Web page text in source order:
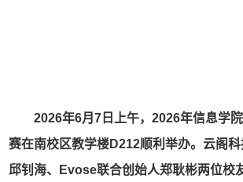
2026年6月7日上午，2026年信息学
赛在南校区教学楼D212顺利举办。云阁
邱钊海、Evose联合创始人郑耿彬两位校